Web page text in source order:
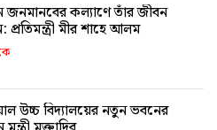
জনমানবের কল্যাণে তাঁর জীবন
মীর শাহে আলম
উচ্চ বিদ্যালয়ের নতুন ভবনের